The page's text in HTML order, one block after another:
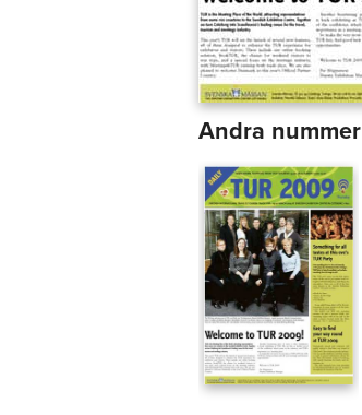
Andra nummer